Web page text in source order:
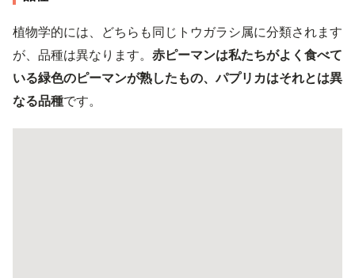
植物学的には、どちらも同じトウガラシ属に分類されます
が、品種は異なります。 赤ピーマンは私たちがよく食べて
いる緑色のピーマンが熟したもの、パプリカはそれとは異
なる品種です。